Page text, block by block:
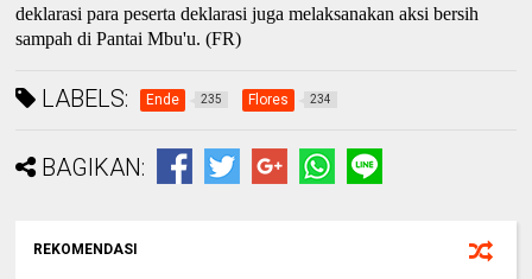
deklarasi para peserta deklarasi juga melaksanakan aksi bersih
sampah di Pantai Mbu'u. (FR)
LABELS: Ende 235 Flores 234
BAGIKAN:
REKOMENDASI